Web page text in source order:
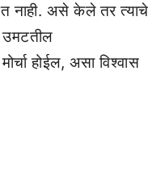
नाही. असे केले तर त्याचे
उमटतील
होईल, असा विश्वास